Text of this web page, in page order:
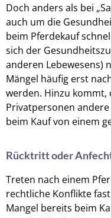
Doch anders als bei
auch um die
beim Pferdekauf
sich der
anderen Lebewesens)
Mängel häufig erst
werden. Hinzu kommt,
Privatpersonen
beim Kauf von einem
Rücktritt oder
Treten nach einem
rechtliche Konflikte
Mangel bereits beim